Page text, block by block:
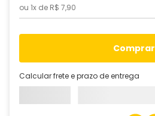
ou 1x de R$ 7,90
comprar
Calcular frete e prazo de entrega